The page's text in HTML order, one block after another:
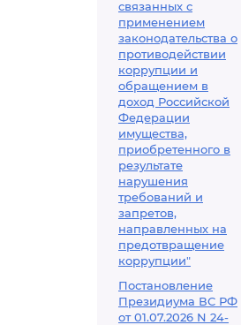
связанных с
применением
законодательства о
противодействии
коррупции и
обращением в
доход Российской
Федерации
имущества,
приобретенного в
результате
нарушения
требований и
запретов,
направленных на
предотвращение
коррупции"
Постановление
Президиума ВС РФ
от 01.07.2026 N 24-